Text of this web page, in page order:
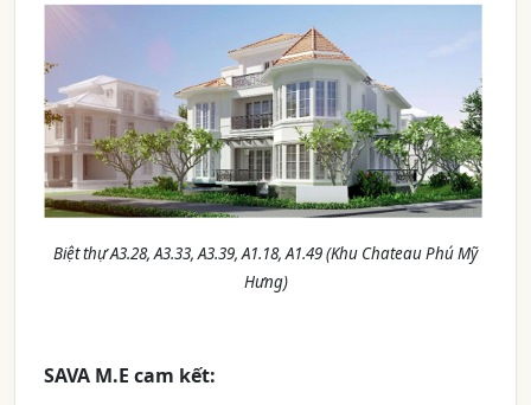
Biệt thự A3.28, A3.33, A3.39, A1.18, A1.49 (Khu Chateau Phú Mỹ
Hưng)
SAVA M.E cam kết: